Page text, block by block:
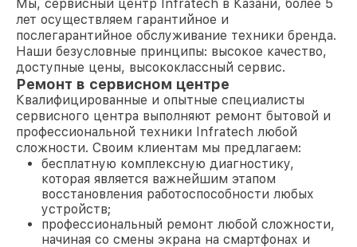
Мы, сервисный центр Infratech в Казани, более 5
лет осуществляем гарантийное и
послегарантийное обслуживание техники бренда.
Наши безусловные принципы: высокое качество,
доступные цены, высококлассный сервис.
Ремонт в сервисном центре
Квалифицированные и опытные специалисты
сервисного центра выполняют ремонт бытовой и
профессиональной техники Infratech любой
сложности. Своим клиентам мы предлагаем:
бесплатную комплексную диагностику,
которая является важнейшим этапом
восстановления работоспособности любых
устройств;
профессиональный ремонт любой сложности,
начиная со смены экрана на смартфонах и